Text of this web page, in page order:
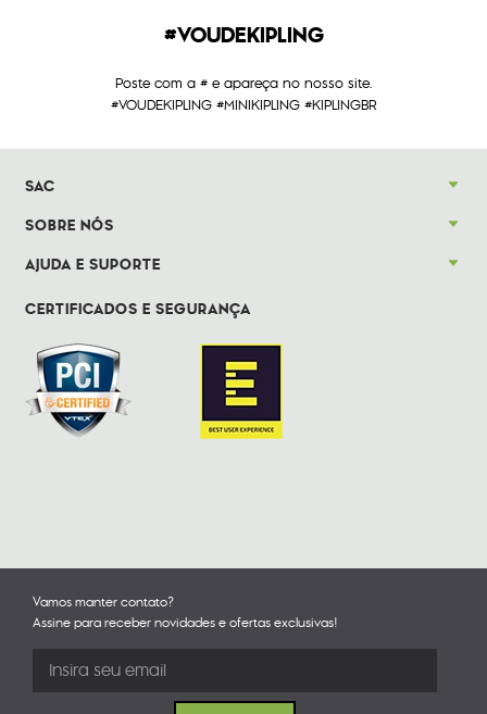
#VOUDEKIPLING
Poste com a # e apareça no nosso site.
#VOUDEKIPLING #MINIKIPLING #KIPLINGBR
SAC
SOBRE NÓS
AJUDA E SUPORTE
CERTIFICADOS E SEGURANÇA
Vamos manter contato?
Assine para receber novidades e ofertas exclusivas!